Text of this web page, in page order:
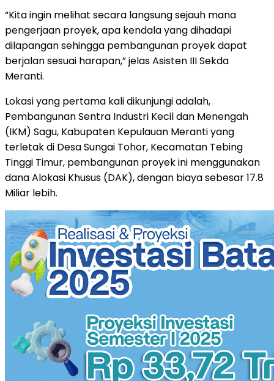
“Kita ingin melihat secara langsung sejauh mana
pengerjaan proyek, apa kendala yang dihadapi
dilapangan sehingga pembangunan proyek dapat
berjalan sesuai harapan,” jelas Asisten III Sekda
Meranti.
Lokasi yang pertama kali dikunjungi adalah,
Pembangunan Sentra Industri Kecil dan Menengah
(IKM) Sagu, Kabupaten Kepulauan Meranti yang
terletak di Desa Sungai Tohor, Kecamatan Tebing
Tinggi Timur, pembangunan proyek ini menggunakan
dana Alokasi Khusus (DAK), dengan biaya sebesar 17.8
Miliar lebih.